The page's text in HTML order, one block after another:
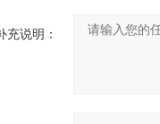
充说明：